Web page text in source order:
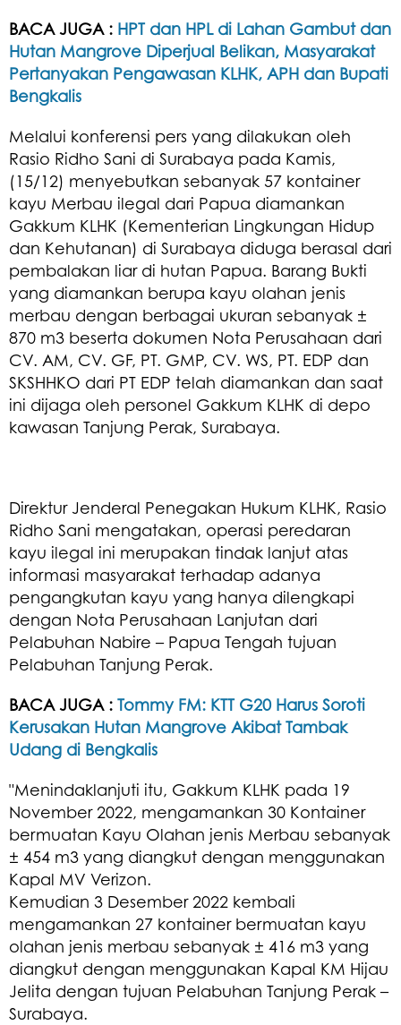
BACA JUGA : HPT dan HPL di Lahan Gambut dan
Hutan Mangrove Diperjual Belikan, Masyarakat
Pertanyakan Pengawasan KLHK, APH dan Bupati
Bengkalis
Melalui konferensi pers yang dilakukan oleh
Rasio Ridho Sani di Surabaya pada Kamis,
(15/12) menyebutkan sebanyak 57 kontainer
kayu Merbau ilegal dari Papua diamankan
Gakkum KLHK (Kementerian Lingkungan Hidup
dan Kehutanan) di Surabaya diduga berasal dari
pembalakan liar di hutan Papua. Barang Bukti
yang diamankan berupa kayu olahan jenis
merbau dengan berbagai ukuran sebanyak ±
870 m3 beserta dokumen Nota Perusahaan dari
CV. AM, CV. GF, PT. GMP, CV. WS, PT. EDP dan
SKSHHKO dari PT EDP telah diamankan dan saat
ini dijaga oleh personel Gakkum KLHK di depo
kawasan Tanjung Perak, Surabaya.
Direktur Jenderal Penegakan Hukum KLHK, Rasio
Ridho Sani mengatakan, operasi peredaran
kayu ilegal ini merupakan tindak lanjut atas
informasi masyarakat terhadap adanya
pengangkutan kayu yang hanya dilengkapi
dengan Nota Perusahaan Lanjutan dari
Pelabuhan Nabire – Papua Tengah tujuan
Pelabuhan Tanjung Perak.
BACA JUGA : Tommy FM: KTT G20 Harus Soroti
Kerusakan Hutan Mangrove Akibat Tambak
Udang di Bengkalis
"Menindaklanjuti itu, Gakkum KLHK pada 19
November 2022, mengamankan 30 Kontainer
bermuatan Kayu Olahan jenis Merbau sebanyak
± 454 m3 yang diangkut dengan menggunakan
Kapal MV Verizon.
Kemudian 3 Desember 2022 kembali
mengamankan 27 kontainer bermuatan kayu
olahan jenis merbau sebanyak ± 416 m3 yang
diangkut dengan menggunakan Kapal KM Hijau
Jelita dengan tujuan Pelabuhan Tanjung Perak –
Surabaya.